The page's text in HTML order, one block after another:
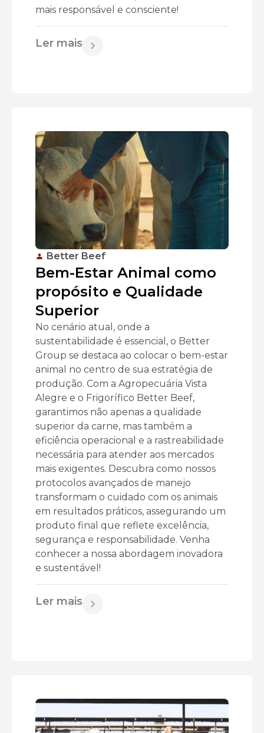
mais responsável e consciente!
Ler mais
Better Beef
Bem-Estar Animal como
propósito e Qualidade
Superior
No cenário atual, onde a
sustentabilidade é essencial, o Better
Group se destaca ao colocar o bem-estar
animal no centro de sua estratégia de
produção. Com a Agropecuária Vista
Alegre e o Frigorífico Better Beef,
garantimos não apenas a qualidade
superior da carne, mas também a
eficiência operacional e a rastreabilidade
necessária para atender aos mercados
mais exigentes. Descubra como nossos
protocolos avançados de manejo
transformam o cuidado com os animais
em resultados práticos, assegurando um
produto final que reflete excelência,
segurança e responsabilidade. Venha
conhecer a nossa abordagem inovadora
e sustentável!
Ler mais